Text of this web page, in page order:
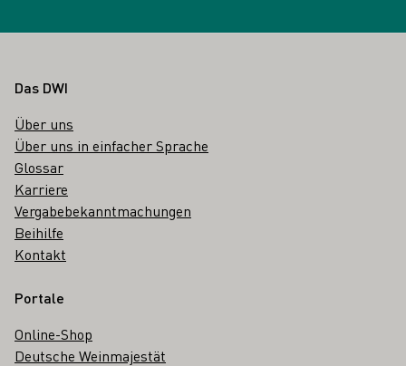
Fußbereich
Das DWI
Über uns
Über uns in einfacher Sprache
Glossar
Karriere
Vergabebekanntmachungen
Beihilfe
Kontakt
Portale
Online-Shop
Deutsche Weinmajestät